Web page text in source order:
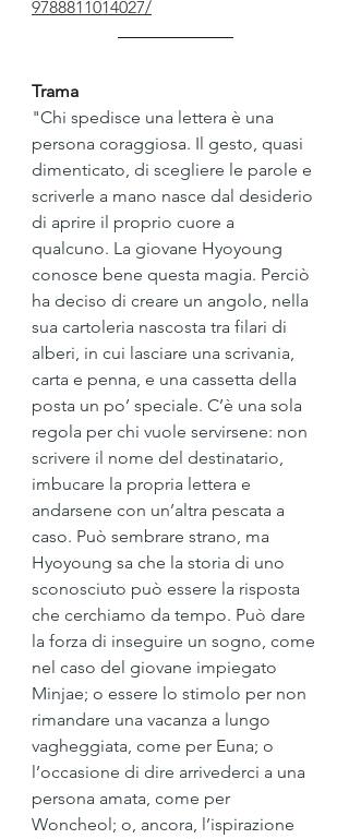
9788811014027/
Trama
"Chi spedisce una lettera è una
persona coraggiosa. Il gesto, quasi
dimenticato, di scegliere le parole e
scriverle a mano nasce dal desiderio
di aprire il proprio cuore a
qualcuno. La giovane Hyoyoung
conosce bene questa magia. Perciò
ha deciso di creare un angolo, nella
sua cartoleria nascosta tra filari di
alberi, in cui lasciare una scrivania,
carta e penna, e una cassetta della
posta un po’ speciale. C’è una sola
regola per chi vuole servirsene: non
scrivere il nome del destinatario,
imbucare la propria lettera e
andarsene con un’altra pescata a
caso. Può sembrare strano, ma
Hyoyoung sa che la storia di uno
sconosciuto può essere la risposta
che cerchiamo da tempo. Può dare
la forza di inseguire un sogno, come
nel caso del giovane impiegato
Minjae; o essere lo stimolo per non
rimandare una vacanza a lungo
vagheggiata, come per Euna; o
l’occasione di dire arrivederci a una
persona amata, come per
Woncheol; o, ancora, l’ispirazione